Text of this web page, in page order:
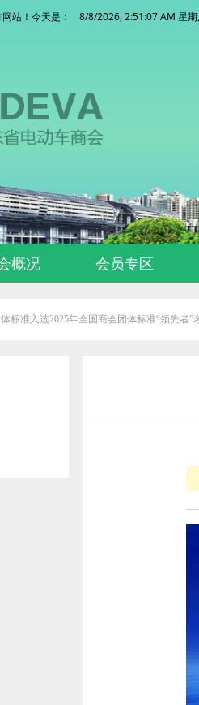
8/8/2026, 2:51:08 AM 星
站！今天是：
概况 会员专区
标准入选2025年全国商会团体标准“领先者”